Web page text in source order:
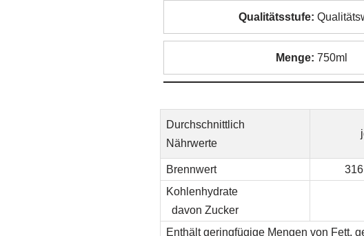
Qualitätsstufe:
Menge: 750ml
Durchschnittlich
Nährwerte
Brennwert
Kohlenhydrate
davon Zucker
Enthält geringfügige Mengen von Fett,